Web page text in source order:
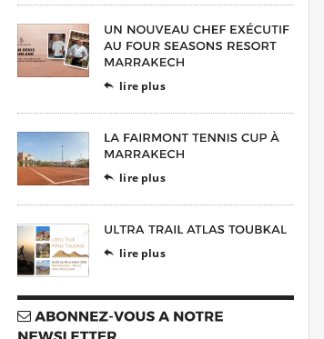
 lire plus
 lire plus
 lire plus